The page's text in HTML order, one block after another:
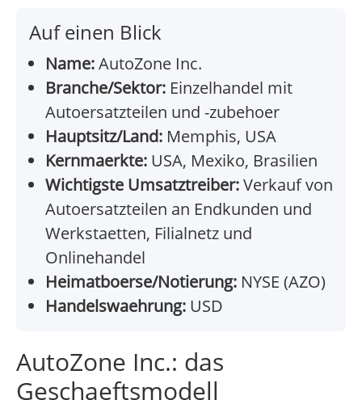
Auf einen Blick
Name:AutoZone Inc.
Branche/Sektor: Einzelhandel mit
Autoersatzteilen und -zubehoer
Hauptsitz/Land: Memphis, USA
Kernmaerkte: USA, Mexiko, Brasilien
Wichtigste Umsatztreiber:Verkauf von
Autoersatzteilen an Endkunden und
Werkstaetten, Filialnetz und
Onlinehandel
Heimatboerse/Notierung: NYSE (AZO)
Handelswaehrung: USD
AutoZone Inc.: das
Geschaeftsmodell